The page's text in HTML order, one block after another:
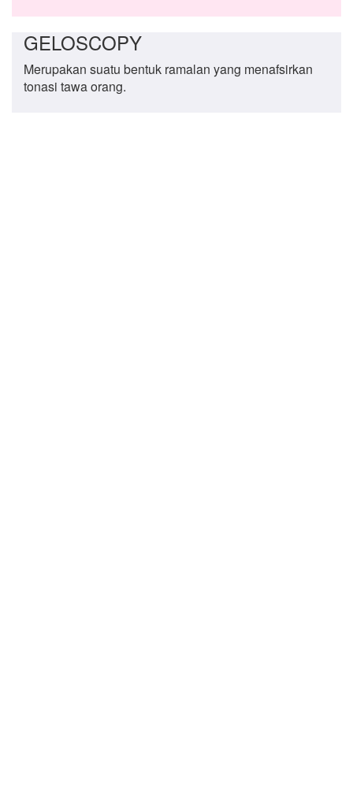
GELOSCOPY
Merupakan suatu bentuk ramalan yang menafsirkan
tonasi tawa orang.